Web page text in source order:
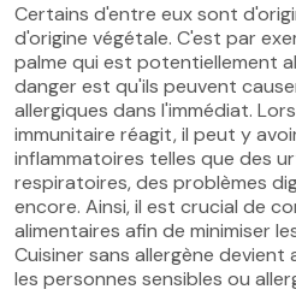
Certains d'entre eux sont
d'origine végétale. C'est par
palme qui est potentiellement
danger est qu'ils peuvent
allergiques dans l'immédiat.
immunitaire réagit, il peut y
inflammatoires telles que des
respiratoires, des problèmes
encore. Ainsi, il est crucial de
alimentaires afin de minimiser
Cuisiner sans allergène
les personnes sensibles ou